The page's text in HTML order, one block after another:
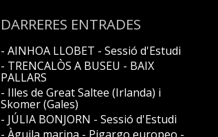
DARRERES ENTRADES
- AINHOA LLOBET - Sessió d'Estudi
- TRENCALÒS A BUSEU - BAIX
PALLARS
- Illes de Great Saltee (Irlanda) i
Skomer (Gales)
- JÚLIA BONJORN - Sessió d'Estudi